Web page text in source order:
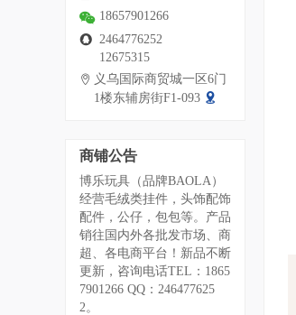
18657901266
2464776252
12675315
义乌国际商贸城一区6门
1楼东辅房街F1-093
商铺公告
博乐玩具（品牌BAOLA）
经营毛绒类挂件，头饰配饰
配件，公仔，包包等。产品
销往国内外各批发市场、商
超、各电商平台！新品不断
更新，咨询电话TEL：1865
7901266 QQ：246477625
2。